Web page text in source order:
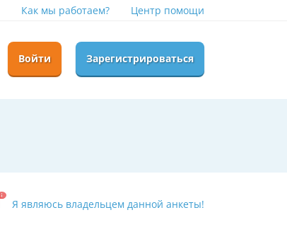
Как мы работаем? Центр помощи
Войти Зарегистрироваться
Я являюсь владельцем данной анкеты!